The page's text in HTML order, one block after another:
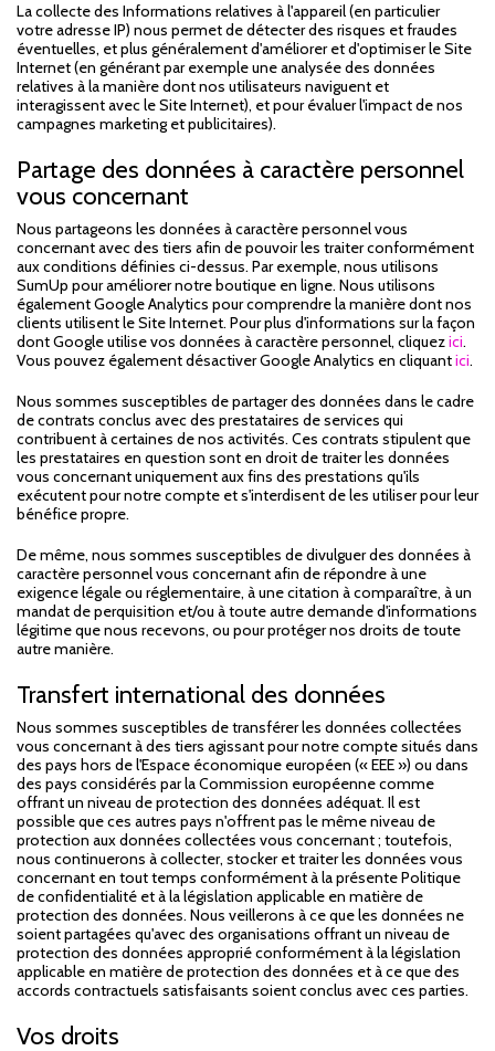
La collecte des Informations relatives à l'appareil (en particulier
votre adresse IP) nous permet de détecter des risques et fraudes
éventuelles, et plus généralement d'améliorer et d'optimiser le Site
Internet (en générant par exemple une analysée des données
relatives à la manière dont nos utilisateurs naviguent et
interagissent avec le Site Internet), et pour évaluer l'impact de nos
campagnes marketing et publicitaires).
Partage des données à caractère personnel
vous concernant
Nous partageons les données à caractère personnel vous
concernant avec des tiers afin de pouvoir les traiter conformément
aux conditions définies ci-dessus. Par exemple, nous utilisons
SumUp pour améliorer notre boutique en ligne. Nous utilisons
également Google Analytics pour comprendre la manière dont nos
clients utilisent le Site Internet. Pour plus d'informations sur la façon
dont Google utilise vos données à caractère personnel, cliquezici.
Vous pouvez également désactiver Google Analytics en cliquantici.
Nous sommes susceptibles de partager des données dans le cadre
de contrats conclus avec des prestataires de services qui
contribuent à certaines de nos activités. Ces contrats stipulent que
les prestataires en question sont en droit de traiter les données
vous concernant uniquement aux fins des prestations qu'ils
exécutent pour notre compte et s'interdisent de les utiliser pour leur
bénéfice propre.
De même, nous sommes susceptibles de divulguer des données à
caractère personnel vous concernant afin de répondre à une
exigence légale ou réglementaire, à une citation à comparaître, à un
mandat de perquisition et/ou à toute autre demande d'informations
légitime que nous recevons, ou pour protéger nos droits de toute
autre manière.
Transfert international des données
Nous sommes susceptibles de transférer les données collectées
vous concernant à des tiers agissant pour notre compte situés dans
des pays hors de l'Espace économique européen (« EEE ») ou dans
des pays considérés par la Commission européenne comme
offrant un niveau de protection des données adéquat. Il est
possible que ces autres pays n'offrent pas le même niveau de
protection aux données collectées vous concernant ; toutefois,
nous continuerons à collecter, stocker et traiter les données vous
concernant en tout temps conformément à la présente Politique
de confidentialité et à la législation applicable en matière de
protection des données. Nous veillerons à ce que les données ne
soient partagées qu'avec des organisations offrant un niveau de
protection des données approprié conformément à la législation
applicable en matière de protection des données et à ce que des
accords contractuels satisfaisants soient conclus avec ces parties.
Vos droits